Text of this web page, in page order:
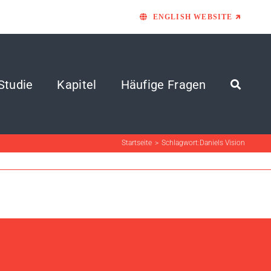
ENGLISH WEBSITE 🡵
Kapitel Häufige Fragen
Startseite Schlagwort:Daniels Vision